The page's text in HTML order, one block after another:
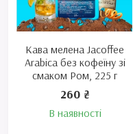
Кава мелена Jacoffee
Arabica без кофеїну зі
смаком Ром, 225 г
260 ₴
В наявності